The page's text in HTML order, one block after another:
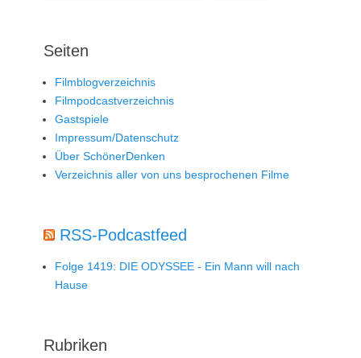
Seiten
Filmblogverzeichnis
Filmpodcastverzeichnis
Gastspiele
Impressum/Datenschutz
Über SchönerDenken
Verzeichnis aller von uns besprochenen Filme
RSS-Podcastfeed
Folge 1419: DIE ODYSSEE - Ein Mann will nach
Hause
Rubriken